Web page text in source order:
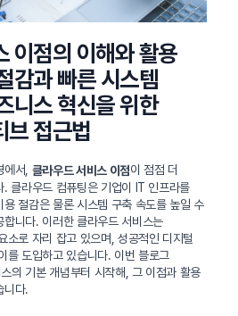
이점의 이해와 활용
감과 빠른 시스템
니스 혁신을 위한
브 접근법
서, 클라우드 서비스 이점이 점점 더
. 클라우드 컴퓨팅은 기업이 IT 인프라를
용 절감은 물론 시스템 구축 속도를 높일 수
니다. 이러한 클라우드 서비스는
소로 자리 잡고 있으며, 성공적인 디지털
를 도입하고 있습니다. 이번 블로그
의 기본 개념부터 시작해, 그 이점과 활용
니다.